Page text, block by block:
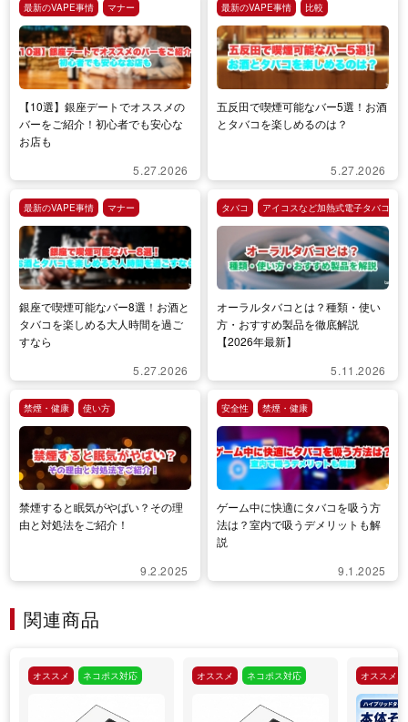
最新のVAPE事情 マナー
【10選】銀座デートでオススメの
バーをご紹介！初心者でも安心な
お店も
5.27.2026
最新のVAPE事情 比較
五反田で喫煙可能なバー5選！お酒
とタバコを楽しめるのは？
5.27.2026
最新のVAPE事情 マナー
銀座で喫煙可能なバー8選！お酒と
タバコを楽しめる大人時間を過ご
すなら
5.27.2026
タバコ アイコスなど加熱式電子タバコ
オーラルタバコとは？種類・使い
方・おすすめ製品を徹底解説
【2026年最新】
5.11.2026
禁煙・健康 使い方
禁煙すると眠気がやばい？その理
由と対処法をご紹介！
9.2.2025
安全性 禁煙・健康
ゲーム中に快適にタバコを吸う方
法は？室内で吸うデメリットも解
説
9.1.2025
関連商品
オススメ ネコポス対応 オススメ ネコポス対応 オススメ